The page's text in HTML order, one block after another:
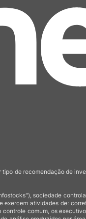
de recomendação de
sociedade
atividades de:
comum, os